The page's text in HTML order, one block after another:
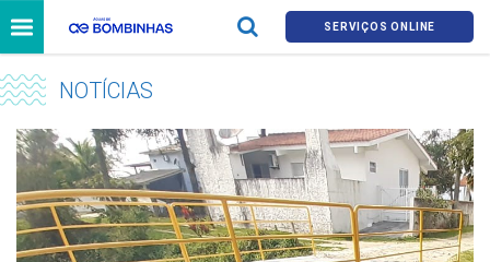
SERVIÇOS ONLINE
NOTÍCIAS